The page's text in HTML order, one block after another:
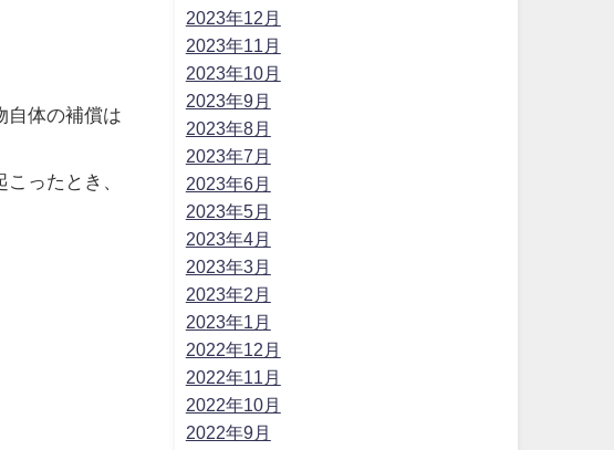
自体の補償は
ったとき、
2023年12月
2023年11月
2023年10月
2023年9月
2023年8月
2023年7月
2023年6月
2023年5月
2023年4月
2023年3月
2023年2月
2023年1月
2022年12月
2022年11月
2022年10月
2022年9月